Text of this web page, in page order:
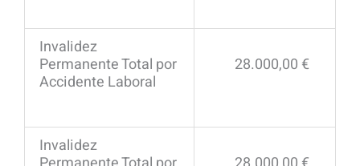
Invalidez
Permanente Total por
Accidente Laboral
28.000,00 €
Invalidez